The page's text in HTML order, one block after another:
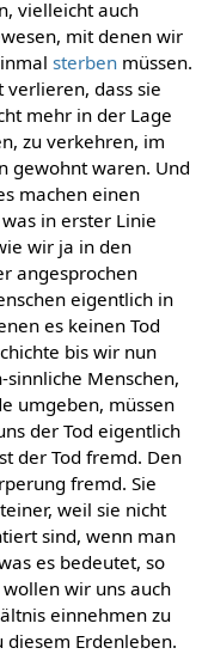
vielleicht auch
mit denen wir
sterbenmüssen.
dass sie
mehr in der Lage
zu verkehren, im
gewohnt waren. Und
machen einen
in erster Linie
wir ja in den
angesprochen
eigentlich in
es keinen Tod
bis wir nun
Menschen,
umgeben, müssen
der Tod eigentlich
der Tod fremd. Den
fremd. Sie
weil sie nicht
sind, wenn man
es bedeutet, so
wir uns auch
einnehmen zu
diesem Erdenleben.